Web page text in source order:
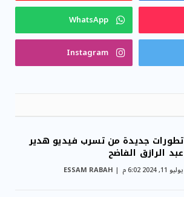
WhatsApp
Instagram
تطورات جديدة من تسرب فيديو هدير
عبد الرازق الفاضح
يوليو 11, 2024 6:02 م ESSAM RABAH